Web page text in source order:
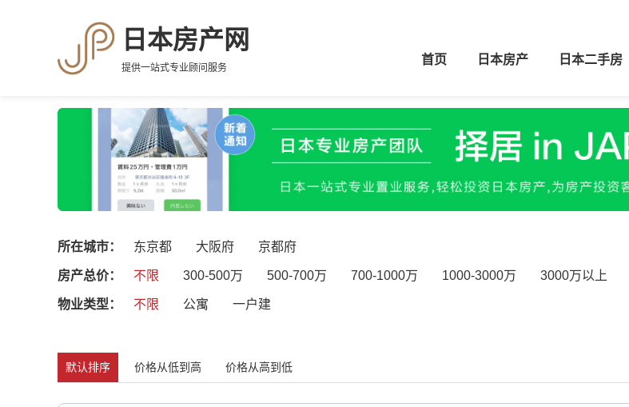
日本房产网
提供一站式专业顾问服务
首页 日本房产 日本二手房
所在城市： 东京都 大阪府 京都府
房产总价： 不限 300-500万 500-700万 700-1000万 1000-3000万 3000万以上
物业类型： 不限 公寓 一户建
默认排序 价格从低到高 价格从高到低